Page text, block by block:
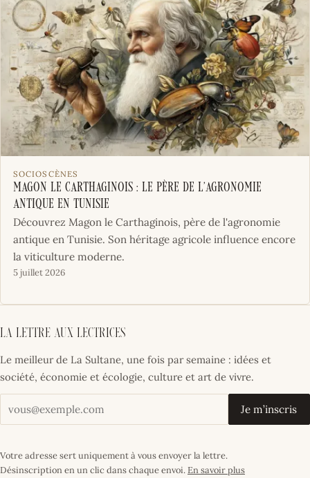
SOCIOSCÈNES
Magon le Carthaginois : le père de l’agronomie
antique en Tunisie
Découvrez Magon le Carthaginois, père de l'agronomie
antique en Tunisie. Son héritage agricole influence encore
la viticulture moderne.
5 juillet 2026
La lettre aux lectrices
Le meilleur de La Sultane, une fois par semaine : idées et
société, économie et écologie, culture et art de vivre.
Votre adresse email Je m’inscris
Votre adresse sert uniquement à vous envoyer la lettre.
Désinscription en un clic dans chaque envoi.En savoir plus